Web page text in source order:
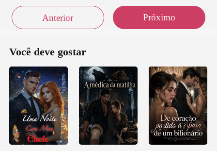
Anterior Próximo
Você deve gostar